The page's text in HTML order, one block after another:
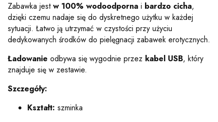
Zabawka jestw 100% wodoodporna i bardzo cicha,
dzięki czemu nadaje się do dyskretnego użytku w każdej
sytuacji. Łatwo ją utrzymać w czystości przy użyciu
dedykowanych środków do pielęgnacji zabawek erotycznych.
Ładowanie odbywa się wygodnie przez kabel USB, który
znajduje się w zestawie.
Szczegóły:
Kształt: szminka